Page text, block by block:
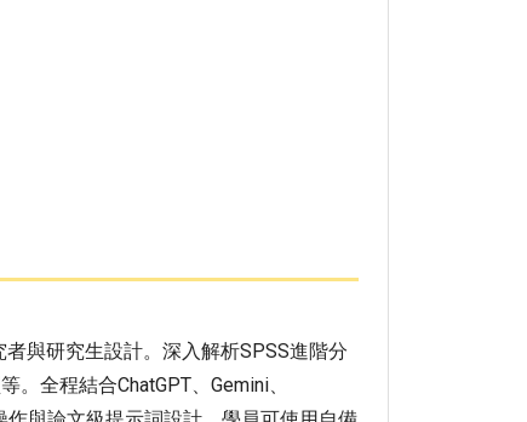
與研究生設計。深入解析SPSS進階分
全程結合ChatGPT、Gemini、